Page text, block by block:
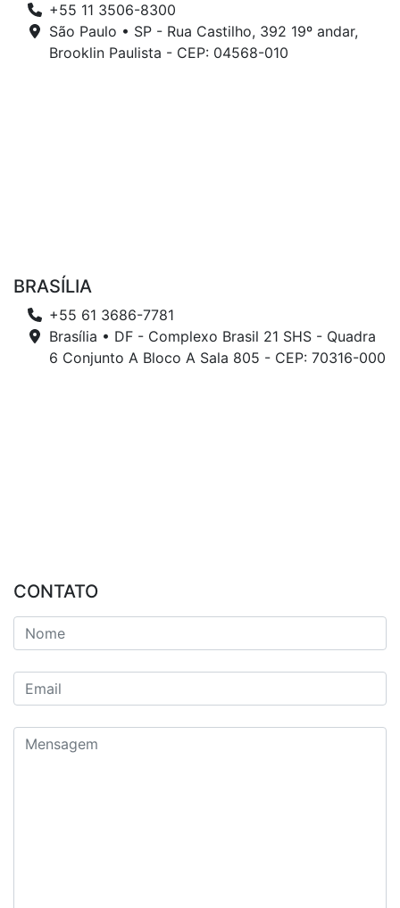
+55 11 3506-8300
São Paulo • SP - Rua Castilho, 392 19º andar,
Brooklin Paulista - CEP: 04568-010
BRASÍLIA
+55 61 3686-7781
Brasília • DF - Complexo Brasil 21 SHS - Quadra
6 Conjunto A Bloco A Sala 805 - CEP: 70316-000
CONTATO